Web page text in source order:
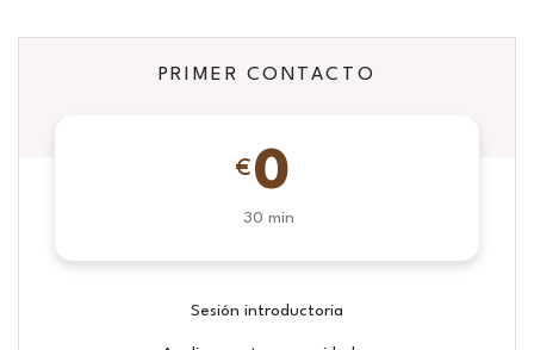
PRIMER CONTACTO
€ 0
30 min
Sesión introductoria